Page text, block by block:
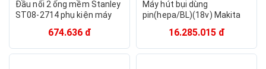
Đầu nối 2 ống mềm Stanley
ST08-2714 phụ kiện máy
2536 Hàng chính hãng
674.636 đ
Máy hút bụi dùng
pin(hepa/BL)(18v) Makita
sạc) - Hàng chính hãng
16.285.015 đ